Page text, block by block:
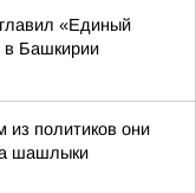
«Единый
в Башкирии
из политиков они
шашлыки